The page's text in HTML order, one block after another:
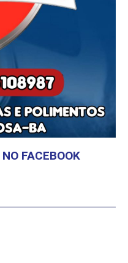
FACEBOOK